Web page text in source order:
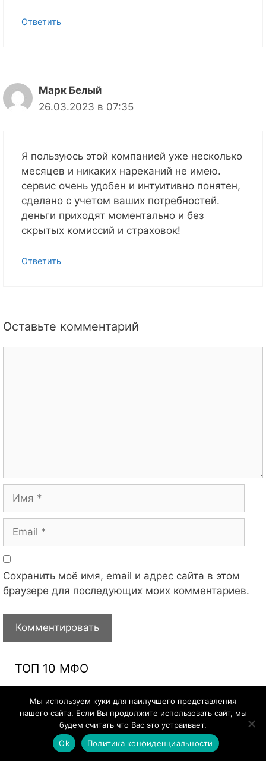
Ответить
Марк Белый
26.03.2023 в 07:35
Я пользуюсь этой компанией уже несколько
месяцев и никаких нареканий не имею.
сервис очень удобен и интуитивно понятен,
сделано с учетом ваших потребностей.
деньги приходят моментально и без
скрытых комиссий и страховок!
Ответить
Оставьте комментарий
Имя
Email
Сохранить моё имя, email и адрес сайта в этом
браузере для последующих моих комментариев.
ТОП 10 МФО
Первый займ бесплатно!
Мы используем куки для наилучшего представления
нашего сайта. Если Вы продолжите использовать сайт, мы
будем считать что Вас это устраивает.
Ok
Политика конфиденциальности